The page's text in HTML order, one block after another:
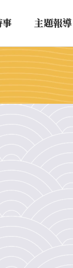
事 主題報導